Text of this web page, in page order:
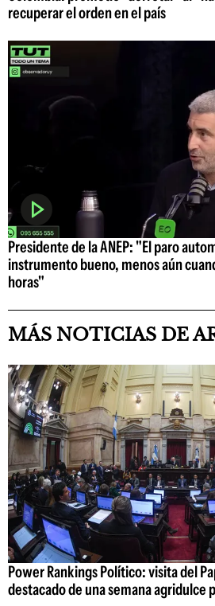
recuperar el orden en el país
Presidente de la ANEP: "El paro
instrumento bueno, menos aún
horas"
MÁS NOTICIAS DE
Power Rankings Político: visita del
destacado de una semana agridulce